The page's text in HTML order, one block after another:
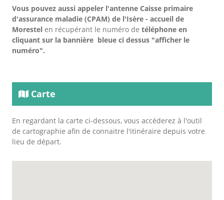
Vous pouvez aussi appeler l'antenne Caisse primaire
d'assurance maladie (CPAM) de l'Isère - accueil de
Morestel en récupérant le numéro de téléphone en
cliquant sur la bannière bleue ci dessus "afficher le
numéro".
Carte
En regardant la carte ci-dessous, vous accéderez à l'outil
de cartographie afin de connaitre l'itinéraire depuis votre
lieu de départ.